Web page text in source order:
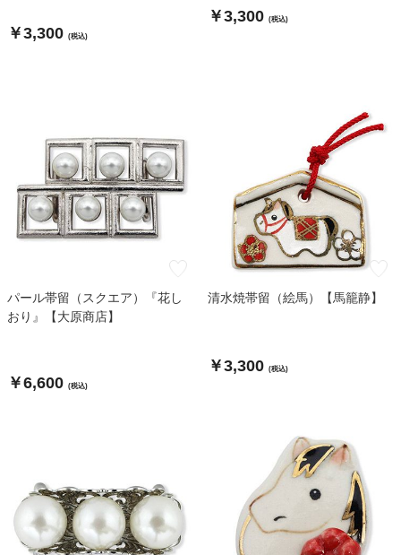
￥3,300 (税込)
￥3,300 (税込)
パール帯留（スクエア）『花し
おり』【大原商店】
￥6,600 (税込)
清水焼帯留（絵馬）【馬籠静】
￥3,300 (税込)